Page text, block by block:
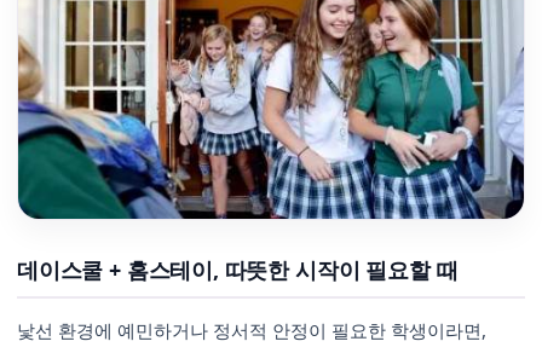
데이스쿨 + 홈스테이, 따뜻한 시작이 필요할 때
낯선 환경에 예민하거나 정서적 안정이 필요한 학생이라면,